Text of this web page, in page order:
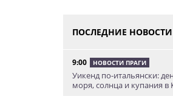
ПОСЛЕДНИЕ НОВОСТИ
9:00 НОВОСТИ ПРАГИ
Уикенд по-итальянски:
моря, солнца и купания в